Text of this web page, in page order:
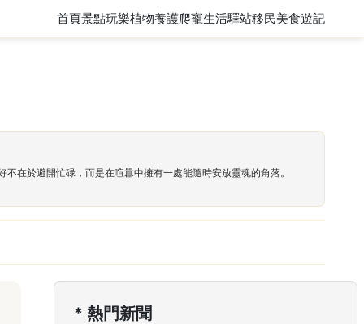
首頁景點玩樂植物養護爬寵生活驛站移民美食遊記
在於避開忙碌，而是在喧囂中擁有一處能隨時安放靈魂的角落。
* 熱門新聞